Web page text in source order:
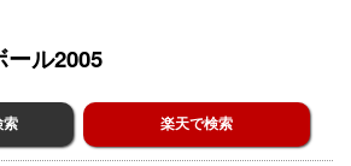
ール2005
楽天で検索